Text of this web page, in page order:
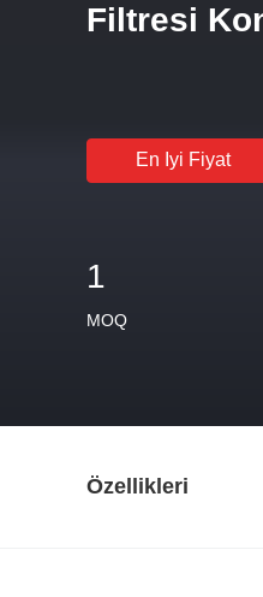
Filtresi
En Iyi Fiyat
1
MOQ
Özellikleri